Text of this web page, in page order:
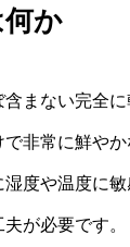
か
まない完全
非常に鮮や
湿度や温度に
が必要です。